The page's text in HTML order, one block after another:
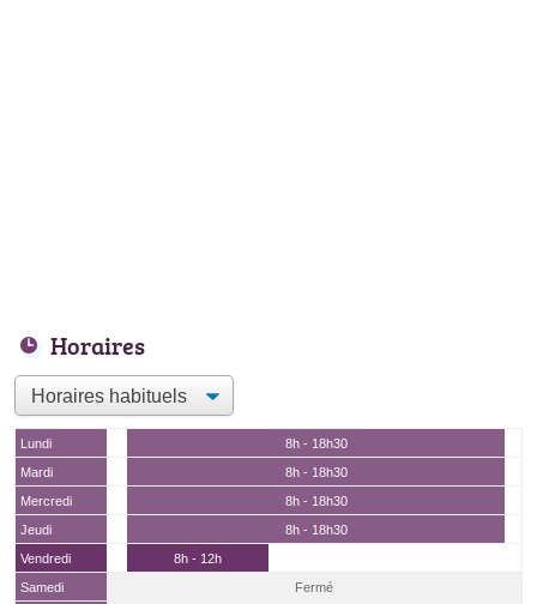
Horaires
Lundi
8h - 18h30
Mardi
8h - 18h30
Mercredi
8h - 18h30
Jeudi
8h - 18h30
Vendredi
8h - 12h
Samedi
Fermé